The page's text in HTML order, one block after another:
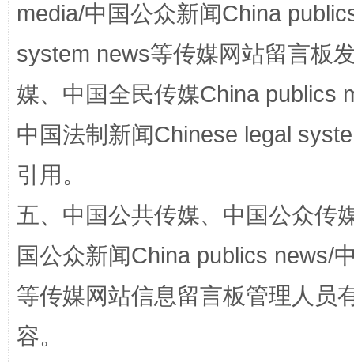
国家大学科技园优化重塑工作
扯下公款旅游的“隐身衣” 如何以
media/中国公众新闻China
system news等传媒网站留言板
媒、中国全民传媒China publics
中国法制新闻Chinese legal
引用。
五、中国公共传媒、中国公众传
国公众新闻China publics news/
等传媒网站信息留言板管理人员
容。